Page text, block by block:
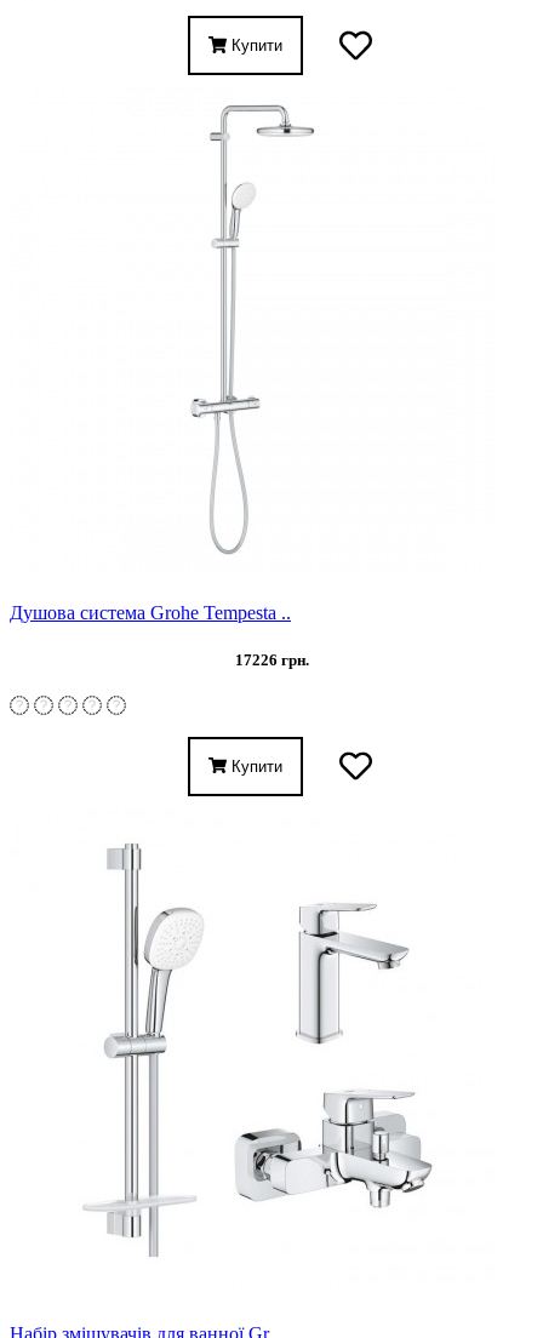
Купити
Душова система Grohe Tempesta ..
17226 грн.
Купити
Набір змішувачів для ванної Gr..